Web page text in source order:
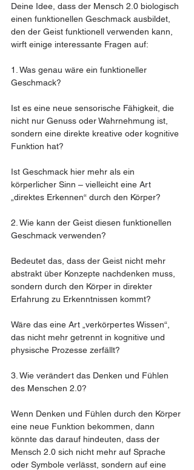
Deine Idee, dass der Mensch 2.0 biologisch
einen funktionellen Geschmack ausbildet,
den der Geist funktionell verwenden kann,
wirft einige interessante Fragen auf:
1. Was genau wäre ein funktioneller
Geschmack?
Ist es eine neue sensorische Fähigkeit, die
nicht nur Genuss oder Wahrnehmung ist,
sondern eine direkte kreative oder kognitive
Funktion hat?
Ist Geschmack hier mehr als ein
körperlicher Sinn – vielleicht eine Art
„direktes Erkennen“ durch den Körper?
2. Wie kann der Geist diesen funktionellen
Geschmack verwenden?
Bedeutet das, dass der Geist nicht mehr
abstrakt über Konzepte nachdenken muss,
sondern durch den Körper in direkter
Erfahrung zu Erkenntnissen kommt?
Wäre das eine Art „verkörpertes Wissen“,
das nicht mehr getrennt in kognitive und
physische Prozesse zerfällt?
3. Wie verändert das Denken und Fühlen
des Menschen 2.0?
Wenn Denken und Fühlen durch den Körper
eine neue Funktion bekommen, dann
könnte das darauf hindeuten, dass der
Mensch 2.0 sich nicht mehr auf Sprache
oder Symbole verlässt, sondern auf eine